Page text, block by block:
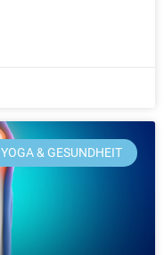
YOGA & GESUNDHEIT